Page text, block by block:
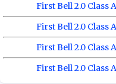
First Bell 2.0 Class
First Bell 2.0 Class
First Bell 2.0 Class
First Bell 2.0 Class